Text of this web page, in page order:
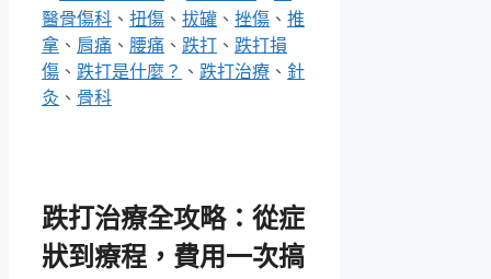
類
籤
醫骨傷科 、 扭傷 、 拔罐 、 挫傷 、 推
拿 、 肩痛 、 腰痛 、 跌打 、 跌打損
傷 、 跌打是什麼？ 、 跌打治療 、 針
灸 、 骨科
跌打治療全攻略：從症
狀到療程，費用一次搞